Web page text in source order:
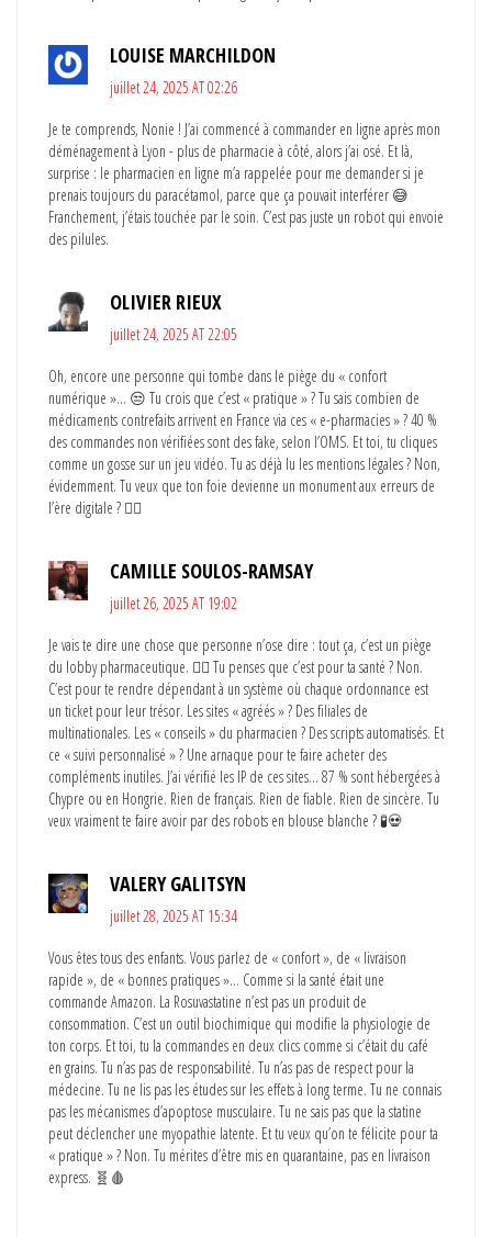
LOUISE MARCHILDON
juillet 24, 2025 AT 02:26
Je te comprends, Nonie ! J’ai commencé à commander en ligne après mon
déménagement à Lyon - plus de pharmacie à côté, alors j’ai osé. Et là,
surprise : le pharmacien en ligne m’a rappelée pour me demander si je
prenais toujours du paracétamol, parce que ça pouvait interférer 😅
Franchement, j’étais touchée par le soin. C’est pas juste un robot qui envoie
des pilules.
OLIVIER RIEUX
juillet 24, 2025 AT 22:05
Oh, encore une personne qui tombe dans le piège du « confort
numérique »… 😒 Tu crois que c’est « pratique » ? Tu sais combien de
médicaments contrefaits arrivent en France via ces « e-pharmacies » ? 40 %
des commandes non vérifiées sont des fake, selon l’OMS. Et toi, tu cliques
comme un gosse sur un jeu vidéo. Tu as déjà lu les mentions légales ? Non,
évidemment. Tu veux que ton foie devienne un monument aux erreurs de
l’ère digitale ? 🤦‍♂️
CAMILLE SOULOS-RAMSAY
juillet 26, 2025 AT 19:02
Je vais te dire une chose que personne n’ose dire : tout ça, c’est un piège
du lobby pharmaceutique. 🕵️‍♀️ Tu penses que c’est pour ta santé ? Non.
C’est pour te rendre dépendant à un système où chaque ordonnance est
un ticket pour leur trésor. Les sites « agréés » ? Des filiales de
multinationales. Les « conseils » du pharmacien ? Des scripts automatisés. Et
ce « suivi personnalisé » ? Une arnaque pour te faire acheter des
compléments inutiles. J’ai vérifié les IP de ces sites… 87 % sont hébergées à
Chypre ou en Hongrie. Rien de français. Rien de fiable. Rien de sincère. Tu
veux vraiment te faire avoir par des robots en blouse blanche ? 🧪💀
VALERY GALITSYN
juillet 28, 2025 AT 15:34
Vous êtes tous des enfants. Vous parlez de « confort », de « livraison
rapide », de « bonnes pratiques »… Comme si la santé était une
commande Amazon. La Rosuvastatine n’est pas un produit de
consommation. C’est un outil biochimique qui modifie la physiologie de
ton corps. Et toi, tu la commandes en deux clics comme si c’était du café
en grains. Tu n’as pas de responsabilité. Tu n’as pas de respect pour la
médecine. Tu ne lis pas les études sur les effets à long terme. Tu ne connais
pas les mécanismes d’apoptose musculaire. Tu ne sais pas que la statine
peut déclencher une myopathie latente. Et tu veux qu’on te félicite pour ta
« pratique » ? Non. Tu mérites d’être mis en quarantaine, pas en livraison
express. 🧬🩸